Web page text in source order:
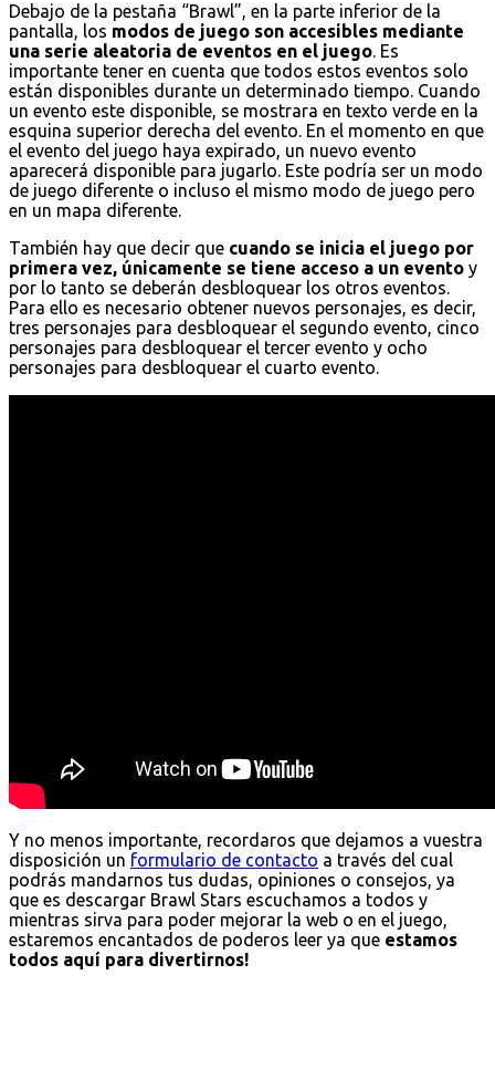
Debajo de la pestaña “Brawl”, en la parte inferior de la
pantalla, los modos de juego son accesibles mediante
una serie aleatoria de eventos en el juego. Es
importante tener en cuenta que todos estos eventos solo
están disponibles durante un determinado tiempo. Cuando
un evento este disponible, se mostrara en texto verde en la
esquina superior derecha del evento. En el momento en que
el evento del juego haya expirado, un nuevo evento
aparecerá disponible para jugarlo. Este podría ser un modo
de juego diferente o incluso el mismo modo de juego pero
en un mapa diferente.
También hay que decir que cuando se inicia el juego por
primera vez, únicamente se tiene acceso a un evento y
por lo tanto se deberán desbloquear los otros eventos.
Para ello es necesario obtener nuevos personajes, es decir,
tres personajes para desbloquear el segundo evento, cinco
personajes para desbloquear el tercer evento y ocho
personajes para desbloquear el cuarto evento.
Y no menos importante, recordaros que dejamos a vuestra
disposición un formulario de contacto a través del cual
podrás mandarnos tus dudas, opiniones o consejos, ya
que es descargar Brawl Stars escuchamos a todos y
mientras sirva para poder mejorar la web o en el juego,
estaremos encantados de poderos leer ya que estamos
todos aquí para divertirnos!